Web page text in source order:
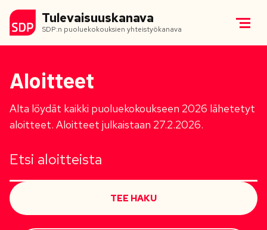
Tulevaisuuskanava
SDP:n puoluekokouksien yhteistyökanava
Aloitteet
Alta löydät kaikki puoluekokoukseen 2026 lähetetyt
aloitteet. Aloitteet julkaistaan 27.2.2026.
TEE HAKU